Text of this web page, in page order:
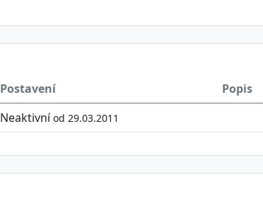
Postavení Popis
Neaktivníod 29.03.2011